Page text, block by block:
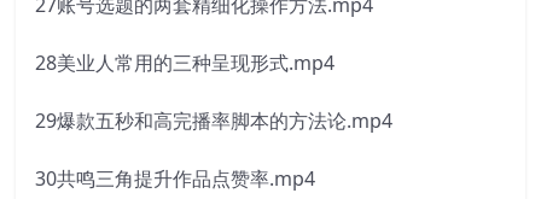
27账号选题的两套精细化操作方法.mp4
28美业人常用的三种呈现形式.mp4
29爆款五秒和高完播率脚本的方法论.mp4
30共鸣三角提升作品点赞率.mp4